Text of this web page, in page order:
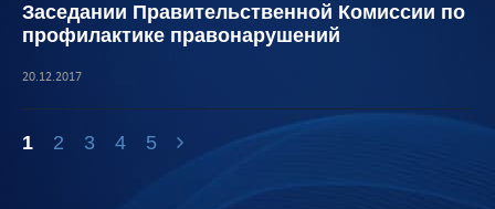
Заседании Правительственной Комиссии по
профилактике правонарушений
20.12.2017
1 2 3 4 5